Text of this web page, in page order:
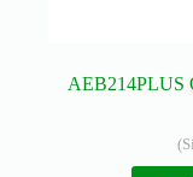
AEB214PLUS